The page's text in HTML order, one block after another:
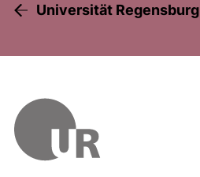
Universität Regensburg